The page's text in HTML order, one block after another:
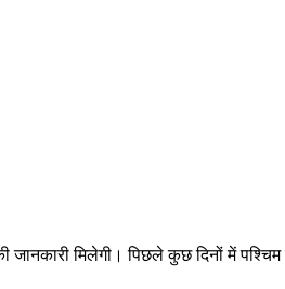
मिलेगी। पिछले कुछ दिनों में